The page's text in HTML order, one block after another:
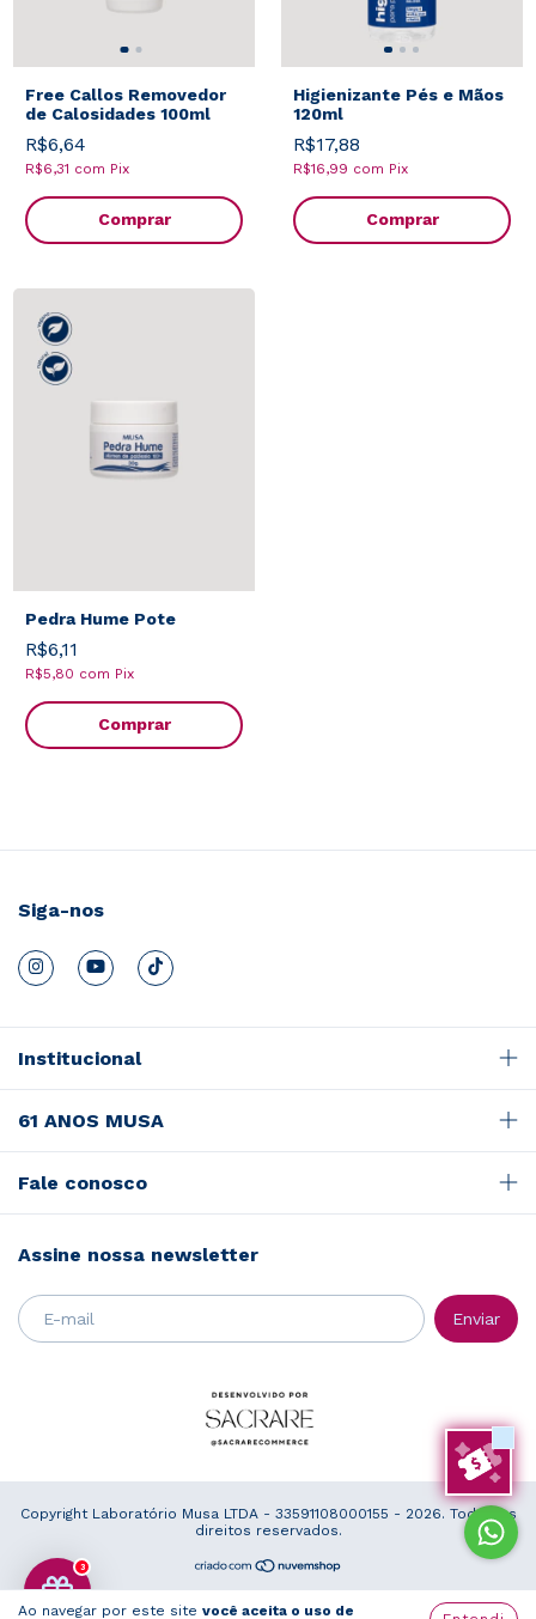
Ao navegar por este site você aceita o uso de
Free Callos Removedor
de Calosidades 100ml
R$6,64
R$6,31 com Pix
Comprar
Higienizante Pés e Mãos
120ml
R$17,88
R$16,99 com Pix
Comprar
Pedra Hume Pote
R$6,11
R$5,80 com Pix
Comprar
Siga-nos
Institucional
61 ANOS MUSA
Fale conosco
Assine nossa newsletter
Copyright Laboratório Musa LTDA - 33591108000155 - 2026. Todos os
direitos reservados.
3